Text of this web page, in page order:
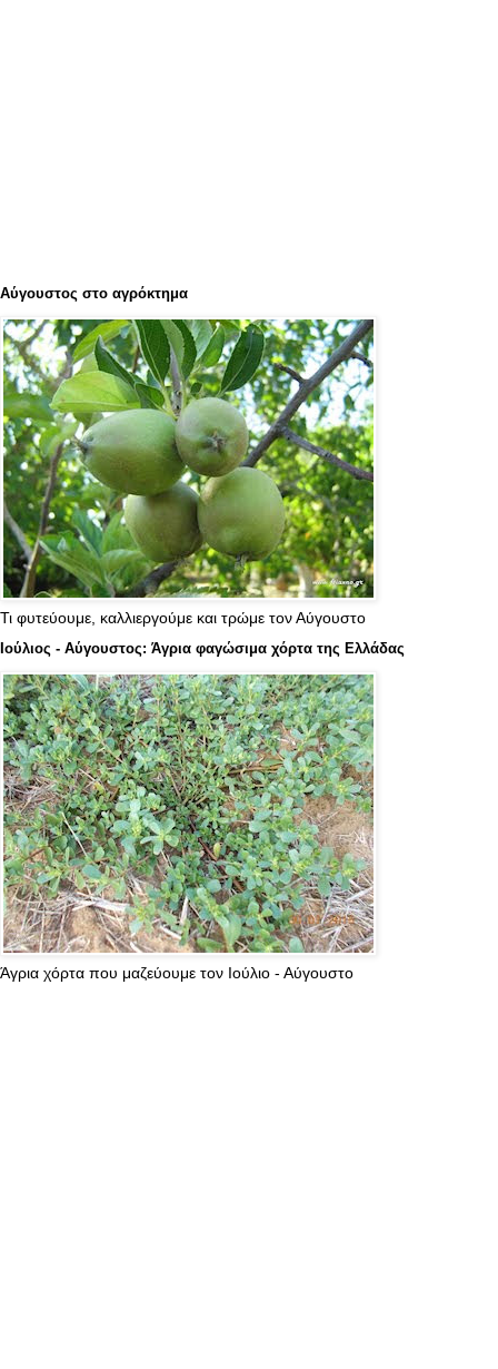
Αύγουστος στο αγρόκτημα
Τι φυτεύουμε, καλλιεργούμε και τρώμε τον Αύγουστο
Ιούλιος - Αύγουστος: Άγρια φαγώσιμα χόρτα της Ελλάδας
Άγρια χόρτα που μαζεύουμε τον Ιούλιο - Αύγουστο